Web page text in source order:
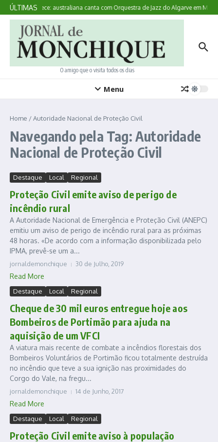
Ir para o conteúdo
ÚLTIMAS
Aqui Acontece: australiana canta com Orquestra de Jazz do Algarve em
O amigo que o visita todos os dias
Menu
Home /Autoridade Nacional de Proteção Civil
Navegando pela Tag: Autoridade
Nacional de Proteção Civil
Destaque Local Regional
Proteção Civil emite aviso de perigo de
incêndio rural
A Autoridade Nacional de Emergência e Proteção Civil (ANEPC)
emitiu um aviso de perigo de incêndio rural para as próximas
48 horas. «De acordo com a informação disponibilizada pelo
IPMA, prevê-se um a...
jornaldemonchique 30 de Julho, 2019
Read More
Destaque Local Regional
Cheque de 30 mil euros entregue hoje aos
Bombeiros de Portimão para ajuda na
aquisição de um VFCI
A viatura mais recente de combate a incêndios florestais dos
Bombeiros Voluntários de Portimão ficou totalmente destruída
no incêndio que teve a sua ignição nas proximidades do
Corgo do Vale, na fregu...
jornaldemonchique 14 de Junho, 2017
Read More
Destaque Local Regional
Proteção Civil emite aviso à população